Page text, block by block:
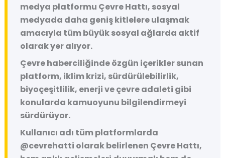
medya platformu Çevre Hattı, sosyal
medyada daha geniş kitlelere ulaşmak
amacıyla tüm büyük sosyal ağlarda aktif
olarak yer alıyor.
Çevre haberciliğinde özgün içerikler sunan
platform, iklim krizi, sürdürülebilirlik,
biyoçeşitlilik, enerji ve çevre adaleti gibi
konularda kamuoyunu bilgilendirmeyi
sürdürüyor.
Kullanıcı adı tüm platformlarda
@cevrehatti olarak belirlenen Çevre Hattı,